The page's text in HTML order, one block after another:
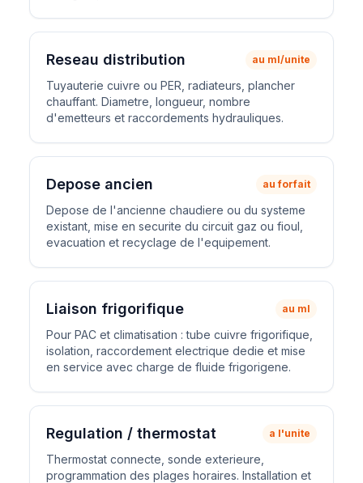
Reseau distribution au ml/unite
Tuyauterie cuivre ou PER, radiateurs, plancher
chauffant. Diametre, longueur, nombre
d'emetteurs et raccordements hydrauliques.
Depose ancien au forfait
Depose de l'ancienne chaudiere ou du systeme
existant, mise en securite du circuit gaz ou fioul,
evacuation et recyclage de l'equipement.
Liaison frigorifique au ml
Pour PAC et climatisation : tube cuivre frigorifique,
isolation, raccordement electrique dedie et mise
en service avec charge de fluide frigorigene.
Regulation / thermostat a l'unite
Thermostat connecte, sonde exterieure,
programmation des plages horaires. Installation et